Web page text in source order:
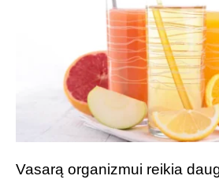
Vasarą organizmui reikia